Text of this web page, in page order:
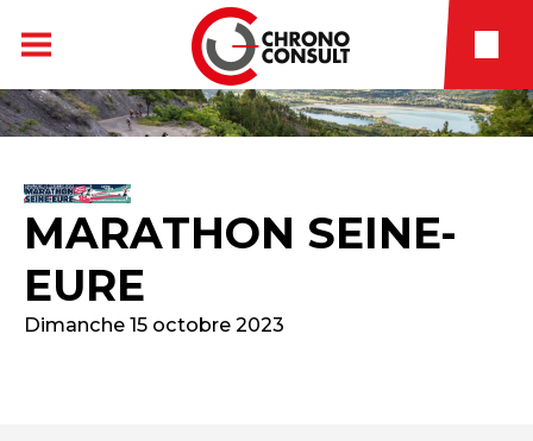
MARATHON SEINE-
EURE
Dimanche 15 octobre 2023